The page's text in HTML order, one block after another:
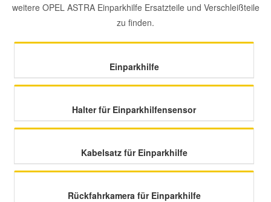
weitere OPEL ASTRA Einparkhilfe Ersatzteile und Verschleißteile
zu finden.
Einparkhilfe
Halter für Einparkhilfensensor
Kabelsatz für Einparkhilfe
Rückfahrkamera für Einparkhilfe